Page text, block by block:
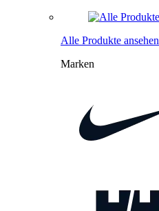
Alle Produkte ansehen
Marken